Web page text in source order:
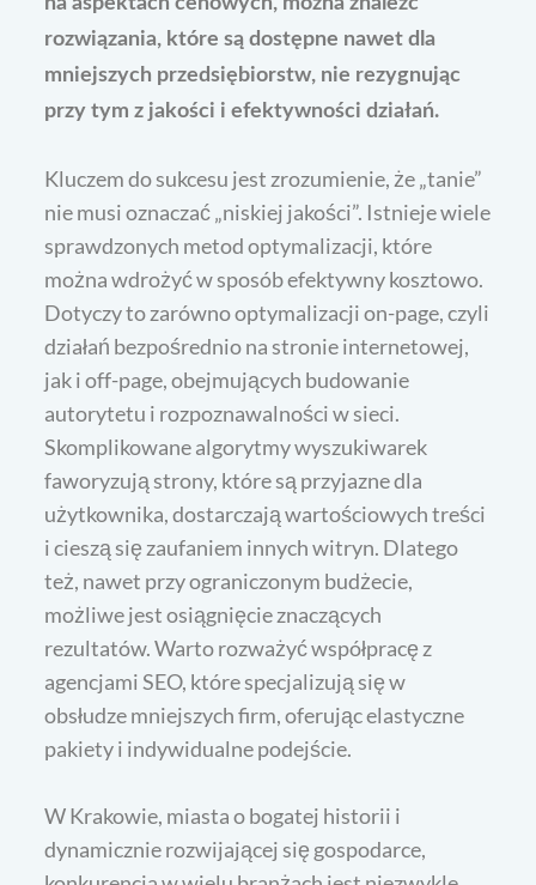
rozwiązania, które są dostępne nawet dla
mniejszych przedsiębiorstw, nie rezygnując
przy tym z jakości i efektywności działań.
Kluczem do sukcesu jest zrozumienie, że „tanie”
nie musi oznaczać „niskiej jakości”. Istnieje wiele
sprawdzonych metod optymalizacji, które
można wdrożyć w sposób efektywny kosztowo.
Dotyczy to zarówno optymalizacji on-page, czyli
działań bezpośrednio na stronie internetowej,
jak i off-page, obejmujących budowanie
autorytetu i rozpoznawalności w sieci.
Skomplikowane algorytmy wyszukiwarek
faworyzują strony, które są przyjazne dla
użytkownika, dostarczają wartościowych treści
i cieszą się zaufaniem innych witryn. Dlatego
też, nawet przy ograniczonym budżecie,
możliwe jest osiągnięcie znaczących
rezultatów. Warto rozważyć współpracę z
agencjami SEO, które specjalizują się w
obsłudze mniejszych firm, oferując elastyczne
pakiety i indywidualne podejście.
W Krakowie, miasta o bogatej historii i
dynamicznie rozwijającej się gospodarce,